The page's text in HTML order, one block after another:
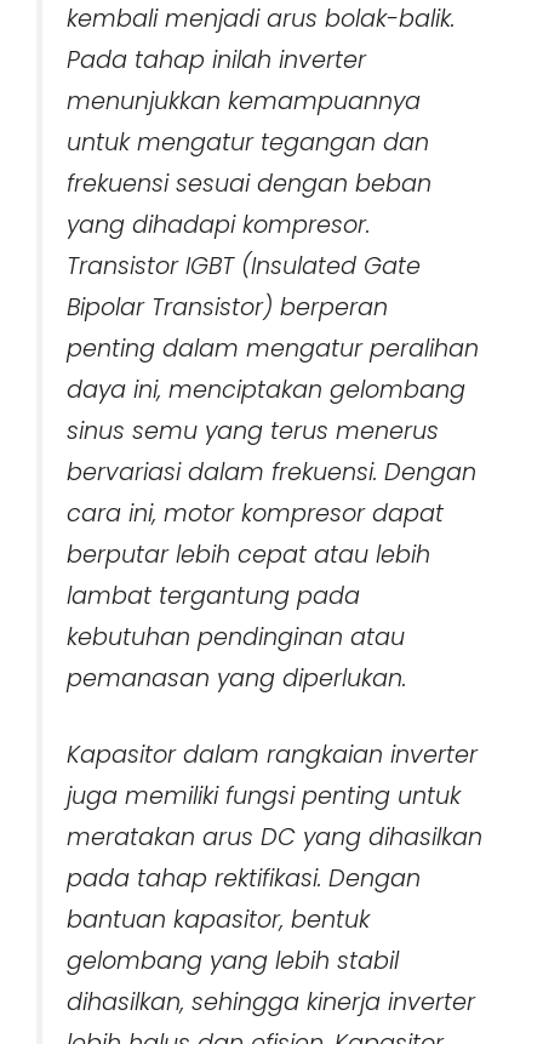
kembali menjadi arus bolak-balik.
Pada tahap inilah inverter
menunjukkan kemampuannya
untuk mengatur tegangan dan
frekuensi sesuai dengan beban
yang dihadapi kompresor.
Transistor IGBT (Insulated Gate
Bipolar Transistor) berperan
penting dalam mengatur peralihan
daya ini, menciptakan gelombang
sinus semu yang terus menerus
bervariasi dalam frekuensi. Dengan
cara ini, motor kompresor dapat
berputar lebih cepat atau lebih
lambat tergantung pada
kebutuhan pendinginan atau
pemanasan yang diperlukan.
Kapasitor dalam rangkaian inverter
juga memiliki fungsi penting untuk
meratakan arus DC yang dihasilkan
pada tahap rektifikasi. Dengan
bantuan kapasitor, bentuk
gelombang yang lebih stabil
dihasilkan, sehingga kinerja inverter